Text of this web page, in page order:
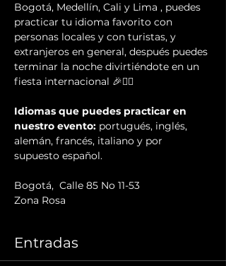
Bogotá, Medellín, Cali y Lima , puedes
practicar tu idioma favorito con
personas locales y con turistas, y
extranjeros en general, después puedes
terminar la noche divirtiéndote en un
fiesta internacional 🎉✌🏻️
Idiomas que puedes practicar en
nuestro evento: portugués, inglés,
alemán, francés, italiano y por
supuesto español.
Bogotá,  Calle 85 No 11-53
Zona Rosa
Entradas